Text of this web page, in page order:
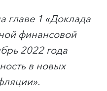
главе 1 «Доклада
финансовой
2022 года
в новых